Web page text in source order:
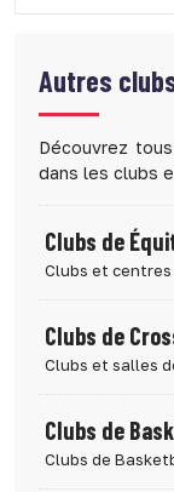
Autres
Découvrez
dans les clubs
Clubs de
Clubs et
Clubs de
Clubs et salles
Clubs de
Clubs de